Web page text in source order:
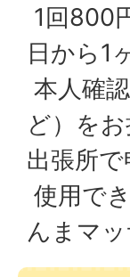
1回800
日から1
本人確
ど）を
出張所で
使用で
んまマッ